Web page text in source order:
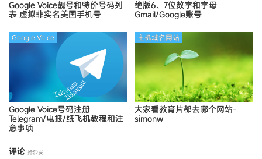
Google Voice靓号和特价号码列
表 虚拟非实名美国手机号
绝版6、7位数字和字母
Gmail/Google账号
Google Voice号码注册
Telegram/电报/纸飞机教程和注
意事项
Google Voice
大家看教育片都去哪个网站-
simonw
主机域名网站
评论 抢沙发